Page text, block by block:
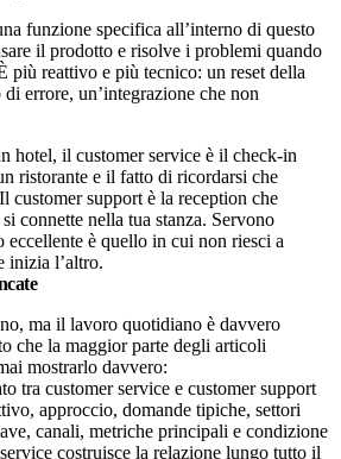
funzione specifica all’interno di questo
il prodotto e risolve i problemi quando
più reattivo e più tecnico: un reset della
errore, un’integrazione che non
hotel, il customer service è il check-in
ristorante e il fatto di ricordarsi che
customer support è la reception che
connette nella tua stanza. Servono
eccellente è quello in cui non riesci a
inizia l’altro.
ma il lavoro quotidiano è davvero
che la maggior parte degli articoli
mostrarlo davvero: